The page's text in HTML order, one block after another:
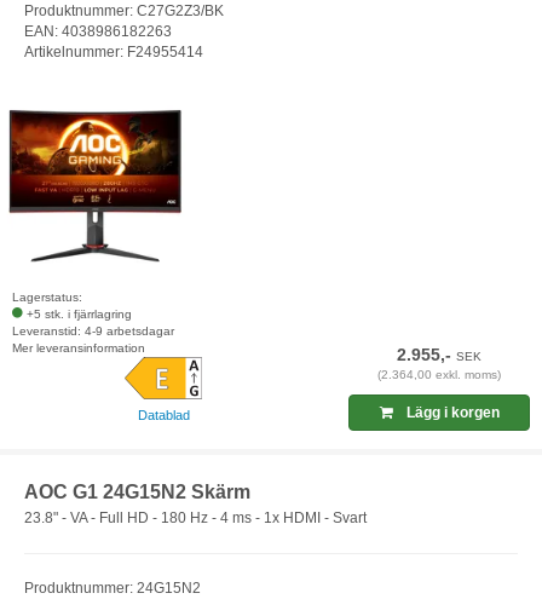
Produktnummer: C27G2Z3/BK
EAN: 4038986182263
Artikelnummer: F24955414
Lagerstatus:
+5 stk. i fjärrlagring
Leveranstid: 4-9 arbetsdagar
Mer leveransinformation
Datablad
2.955,-SEK
(2.364,00 exkl. moms)
Lägg i korgen
AOC G1 24G15N2 Skärm
23.8" - VA - Full HD - 180 Hz - 4 ms - 1x HDMI - Svart
Produktnummer: 24G15N2